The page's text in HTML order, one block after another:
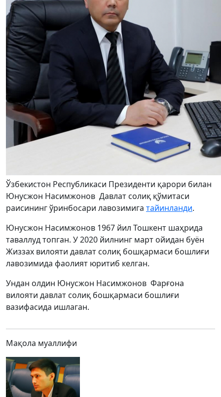
Ўзбекистон Республикаси Президенти қарори билан
Юнусжон Насимжонов Давлат солиқ қўмитаси
раисининг ўринбосари лавозимига тайинланди.
Юнусжон Насимжонов 1967 йил Тошкент шаҳрида
таваллуд топган. У 2020 йилнинг март ойидан буён
Жиззах вилояти давлат солиқ бошқармаси бошлиғи
лавозимида фаолият юритиб келган.
Ундан олдин Юнусжон Насимжонов Фарғона
вилояти давлат солиқ бошқармаси бошлиғи
вазифасида ишлаган.
Мақола муаллифи